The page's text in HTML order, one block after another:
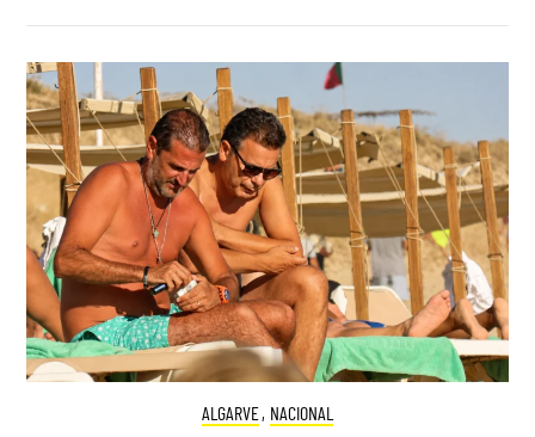
ALGARVE, NACIONAL